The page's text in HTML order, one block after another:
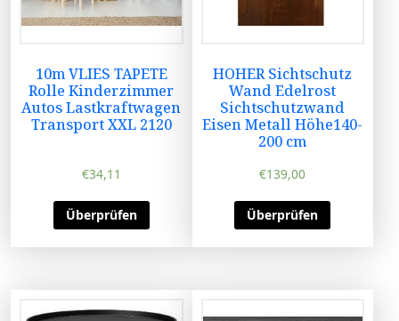
10m VLIES TAPETE
Rolle Kinderzimmer
Autos Lastkraftwagen
Transport XXL 2120
€34,11
Überprüfen
HOHER Sichtschutz
Wand Edelrost
Sichtschutzwand
Eisen Metall Höhe140-
200 cm
€139,00
Überprüfen